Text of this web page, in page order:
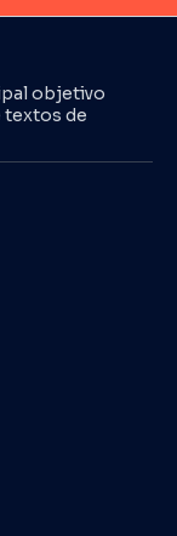
objetivo
textos de